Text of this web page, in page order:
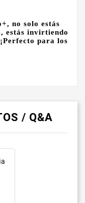
no solo estás
estás invirtiendo
para los
/ Q&A